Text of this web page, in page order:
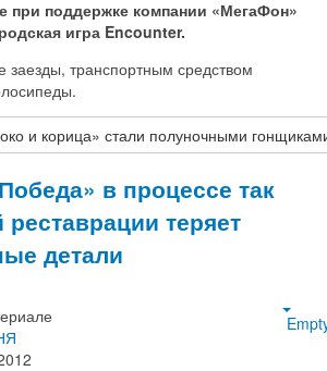
при поддержке компании «МегаФон»
игра Encounter.
заезды, транспортным средством
и корица» стали полуночными
в процессе так
теряет
детали